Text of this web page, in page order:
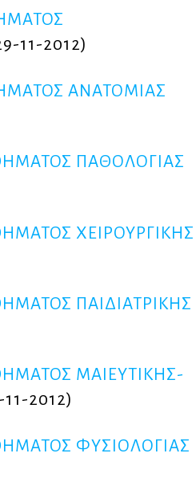
11-2012)
ΑΝΑΤΟΜΙΑΣ
ΠΑΘΟΛΟΓΙΑΣ
ΧΕΙΡΟΥΡΓΙΚΗΣ
ΠΑΙΔΙΑΤΡΙΚΗΣ
ΜΑΙΕΥΤΙΚΗΣ-
11-2012)
ΦΥΣΙΟΛΟΓΙΑΣ